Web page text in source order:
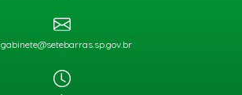
gabinete@setebarras.sp.gov.br